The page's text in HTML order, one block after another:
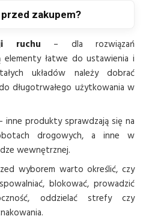
zakupem?
ruchu – dla rozwiązań
elementy łatwe do ustawienia i
układów należy dobrać
długotrwałego użytkowania w
inne produkty sprawdzają się na
drogowych, a inne w
wewnętrznej.
wyborem warto określić, czy
blokować, prowadzić
oddzielać strefy czy